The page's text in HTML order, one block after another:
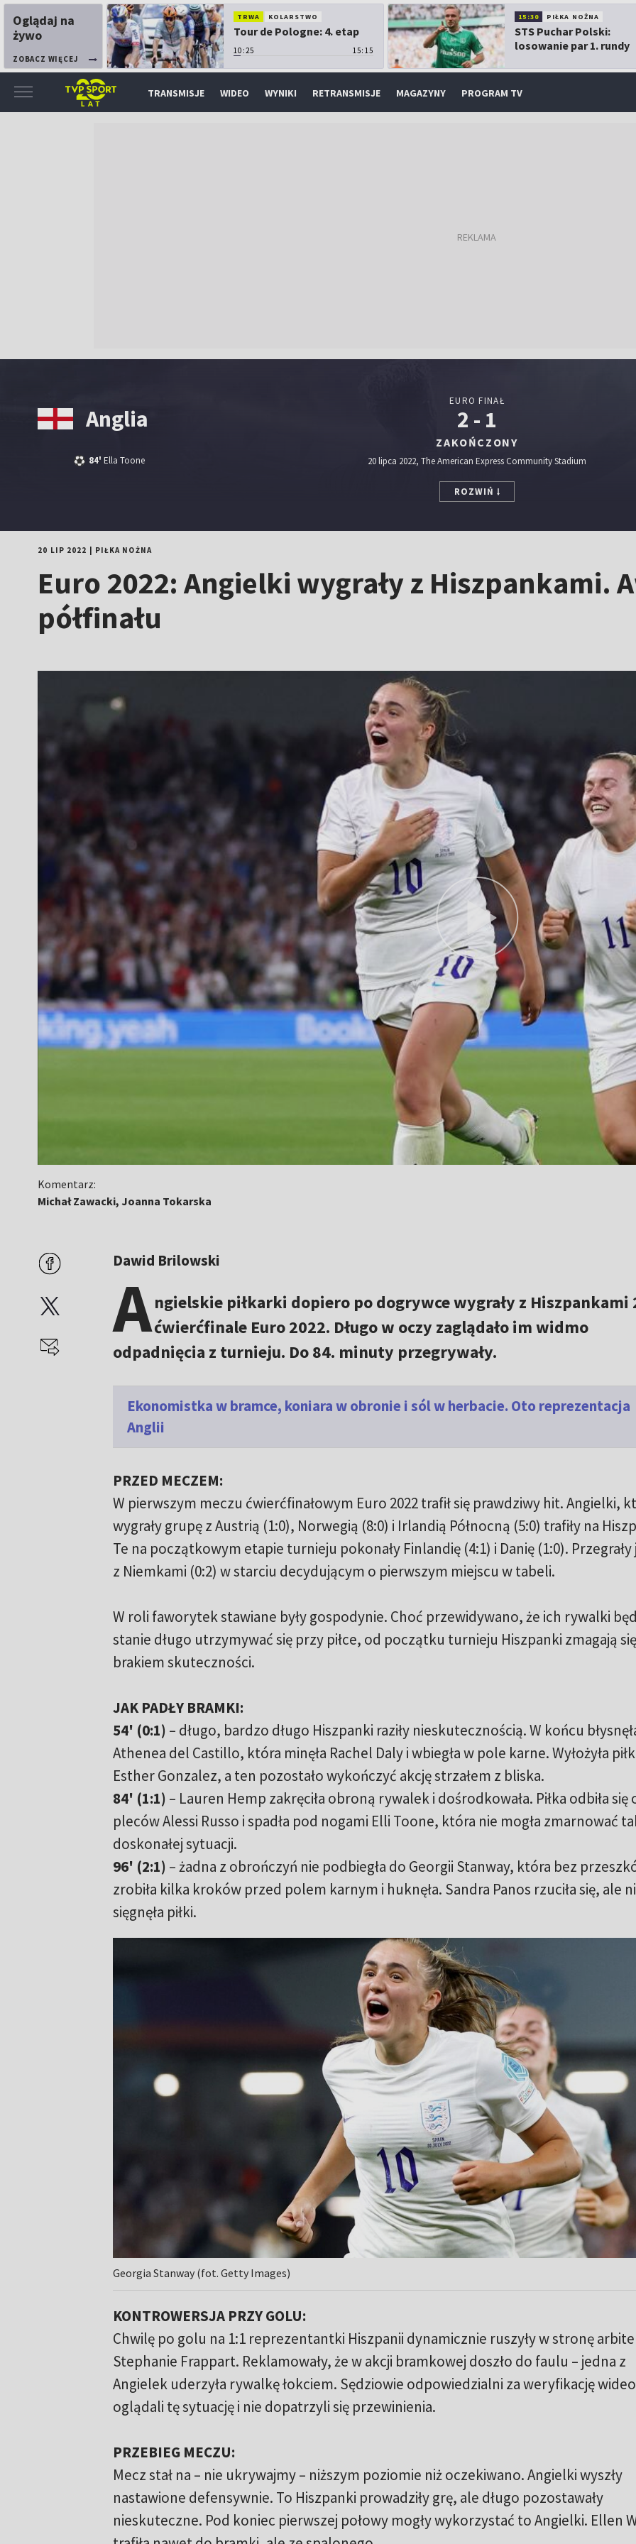
Oglądaj na
żywo
ZOBACZ WIĘCEJ
TRWA KOLARSTWO
Tour de Pologne: 4. etap
10:25 15:15
15:30 PIŁKA NOŻNA
STS Puchar Polski:
losowanie par 1. rundy
TRANSMISJE WIDEO WYNIKI RETRANSMISJE MAGAZYNY PROGRAM TV
Anglia
84' Ella Toone
EURO FINAŁ
2 - 1
ZAKOŃCZONY
20 lipca 2022, The American Express Community Stadium
ROZWIŃ
20 LIP 2022 PIŁKA NOŻNA
Euro 2022: Angielki wygrały z Hiszpankami.
półfinału
Komentarz:
Michał Zawacki, Joanna Tokarska
Dawid Brilowski
Angielskie piłkarki dopiero po dogrywce wygrały z Hiszpankami
ćwierćfinale Euro 2022. Długo w oczy zaglądało im widmo
odpadnięcia z turnieju. Do 84. minuty przegrywały.
Ekonomistka w bramce, koniara w obronie i sól w herbacie. Oto reprezentacja
Anglii
PRZED MECZEM:
W pierwszym meczu ćwierćfinałowym Euro 2022 trafił się prawdziwy hit. Angielki,
wygrały grupę z Austrią (1:0), Norwegią (8:0) i Irlandią Północną (5:0) trafiły na
Te na początkowym etapie turnieju pokonały Finlandię (4:1) i Danię (1:0).
z Niemkami (0:2) w starciu decydującym o pierwszym miejscu w tabeli.
W roli faworytek stawiane były gospodynie. Choć przewidywano, że ich rywalki
stanie długo utrzymywać się przy piłce, od początku turnieju Hiszpanki zmagają
brakiem skuteczności.
JAK PADŁY BRAMKI:
54' (0:1) – długo, bardzo długo Hiszpanki raziły nieskutecznością. W końcu
Athenea del Castillo, która minęła Rachel Daly i wbiegła w pole karne. Wyłożyła
Esther Gonzalez, a ten pozostało wykończyć akcję strzałem z bliska.
84' (1:1) – Lauren Hemp zakręciła obroną rywalek i dośrodkowała. Piłka odbiła się
pleców Alessi Russo i spadła pod nogami Elli Toone, która nie mogła zmarnować
doskonałej sytuacji.
96' (2:1) – żadna z obrończyń nie podbiegła do Georgii Stanway, która bez
zrobiła kilka kroków przed polem karnym i huknęła. Sandra Panos rzuciła się, ale
sięgnęła piłki.
Georgia Stanway (fot. Getty Images)
KONTROWERSJA PRZY GOLU:
Chwilę po golu na 1:1 reprezentantki Hiszpanii dynamicznie ruszyły w stronę
Stephanie Frappart. Reklamowały, że w akcji bramkowej doszło do faulu – jedna z
Angielek uderzyła rywalkę łokciem. Sędziowie odpowiedzialni za weryfikację wideo
oglądali tę sytuację i nie dopatrzyli się przewinienia.
PRZEBIEG MECZU:
Mecz stał na – nie ukrywajmy – niższym poziomie niż oczekiwano. Angielki wyszły
nastawione defensywnie. To Hiszpanki prowadziły grę, ale długo pozostawały
nieskuteczne. Pod koniec pierwszej połowy mogły wykorzystać to Angielki. Ellen